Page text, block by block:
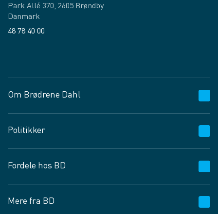
Park Allé 370, 2605 Brøndby
Danmark
48 78 40 00
Om Brødrene Dahl
Vagttelefon 30 10 89 89
Spørgsmål og svar
Job og karriere
Fødevarekontrolrapport
Politikker
Privatlivspolitik
Cookies
Vilkår og betingelser
Fordele hos BD
BD app
Mere fra BD